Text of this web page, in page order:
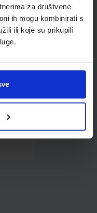
za društvene
ih mogu kombinirati s
ili koje su prikupili